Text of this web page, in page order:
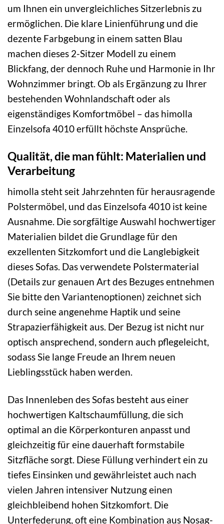
um Ihnen ein unvergleichliches Sitzerlebnis zu
ermöglichen. Die klare Linienführung und die
dezente Farbgebung in einem satten Blau
machen dieses 2-Sitzer Modell zu einem
Blickfang, der dennoch Ruhe und Harmonie in Ihr
Wohnzimmer bringt. Ob als Ergänzung zu Ihrer
bestehenden Wohnlandschaft oder als
eigenständiges Komfortmöbel – das himolla
Einzelsofa 4010 erfüllt höchste Ansprüche.
Qualität, die man fühlt: Materialien und
Verarbeitung
himolla steht seit Jahrzehnten für herausragende
Polstermöbel, und das Einzelsofa 4010 ist keine
Ausnahme. Die sorgfältige Auswahl hochwertiger
Materialien bildet die Grundlage für den
exzellenten Sitzkomfort und die Langlebigkeit
dieses Sofas. Das verwendete Polstermaterial
(Details zur genauen Art des Bezuges entnehmen
Sie bitte den Variantenoptionen) zeichnet sich
durch seine angenehme Haptik und seine
Strapazierfähigkeit aus. Der Bezug ist nicht nur
optisch ansprechend, sondern auch pflegeleicht,
sodass Sie lange Freude an Ihrem neuen
Lieblingsstück haben werden.
Das Innenleben des Sofas besteht aus einer
hochwertigen Kaltschaumfüllung, die sich
optimal an die Körperkonturen anpasst und
gleichzeitig für eine dauerhaft formstabile
Sitzfläche sorgt. Diese Füllung verhindert ein zu
tiefes Einsinken und gewährleistet auch nach
vielen Jahren intensiver Nutzung einen
gleichbleibend hohen Sitzkomfort. Die
Unterfederung, oft eine Kombination aus Nosag-